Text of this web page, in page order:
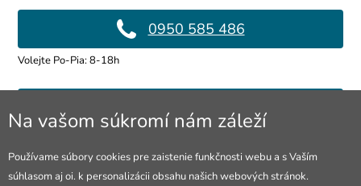
0950 585 486
Volejte Po-Pia: 8-18h
info@4lol.cz
Na vašom súkromí nám záleží
Používame súbory cookies pre zaistenie funkčnosti webu a s Vaším
súhlasom aj oi. k personalizácii obsahu našich webových stránok.